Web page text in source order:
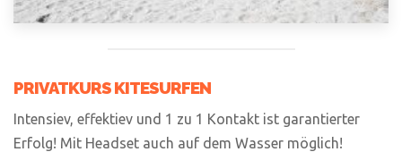
PRIVATKURS KITESURFEN
Intensiev, effektiev und 1 zu 1 Kontakt ist garantierter
Erfolg! Mit Headset auch auf dem Wasser möglich!